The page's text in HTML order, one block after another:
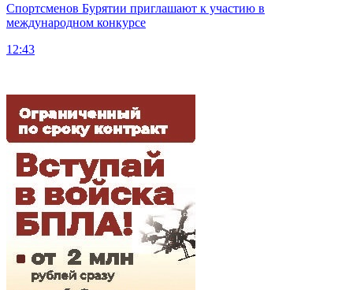
Спортсменов Бурятии приглашают к участию в
международном конкурсе
12:43